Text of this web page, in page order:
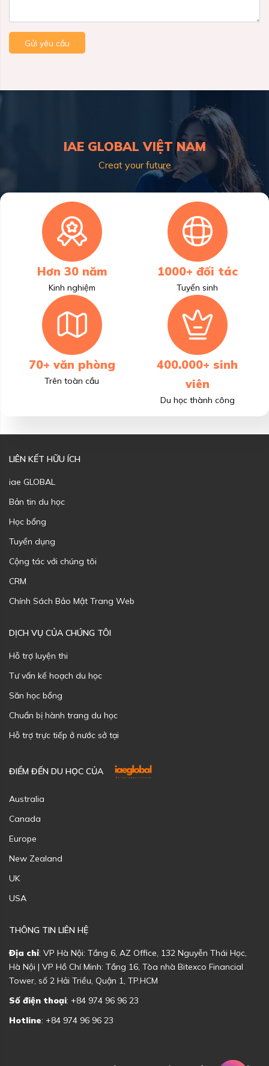
Gửi yêu cầu
IAE GLOBAL VIỆT NAM
Creat your future
Hơn 30 năm
Kinh nghiệm
1000+ đối tác
Tuyển sinh
70+ văn phòng
Trên toàn cầu
400.000+ sinh
viên
Du học thành công
LIÊN KẾT HỮU ÍCH
iae GLOBAL
Bản tin du học
Học bổng
Tuyển dụng
Cộng tác với chúng tôi
CRM
Chính Sách Bảo Mật Trang Web
DỊCH VỤ CỦA CHÚNG TÔI
Hỗ trợ luyện thi
Tư vấn kế hoạch du học
Săn học bổng
Chuẩn bị hành trang du học
Hỗ trợ trực tiếp ở nước sở tại
ĐIỂM ĐẾN DU HỌC CỦA
Australia
Canada
Europe
New Zealand
UK
USA
THÔNG TIN LIÊN HỆ
Địa chỉ: VP Hà Nội: Tầng 6, AZ Office, 132 Nguyễn Thái Học,
Hà Nội | VP Hồ Chí Minh: Tầng 16, Tòa nhà Bitexco Financial
Tower, số 2 Hải Triều, Quận 1, TP.HCM
Số điện thoại: +84 974 96 96 23
Hotline: +84 974 96 96 23